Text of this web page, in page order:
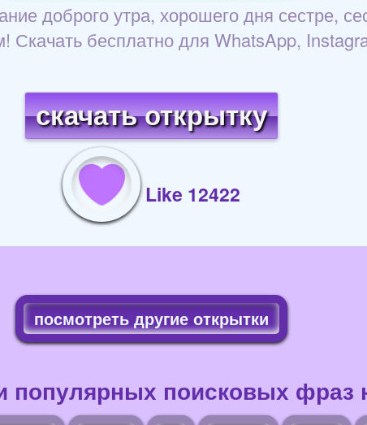
доброго утра, хорошего дня сестре,
Скачать бесплатно для WhatsApp,
скачать открытку
Like 12422
посмотреть другие открытки
популярных поисковых фраз